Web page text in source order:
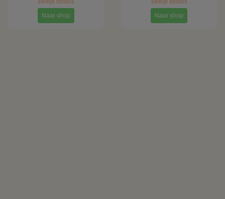
Bekijk details
Naar shop
Bekijk details
Naar shop